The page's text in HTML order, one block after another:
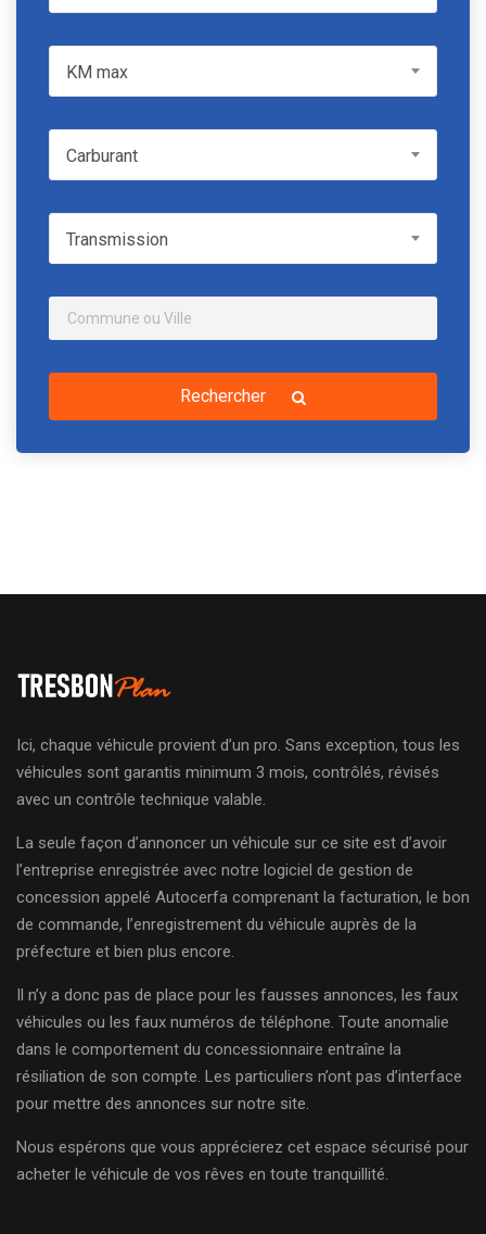
KM max
CarburantCarburant
TransmissionTransmission
Rechercher
Ici, chaque véhicule provient d’un pro. Sans exception, tous les
véhicules sont garantis minimum 3 mois, contrôlés, révisés
avec un contrôle technique valable.
La seule façon d’annoncer un véhicule sur ce site est d’avoir
l’entreprise enregistrée avec notre logiciel de gestion de
concession appelé Autocerfa comprenant la facturation, le bon
de commande, l’enregistrement du véhicule auprès de la
préfecture et bien plus encore.
Il n’y a donc pas de place pour les fausses annonces, les faux
véhicules ou les faux numéros de téléphone. Toute anomalie
dans le comportement du concessionnaire entraîne la
résiliation de son compte. Les particuliers n’ont pas d’interface
pour mettre des annonces sur notre site.
Nous espérons que vous apprécierez cet espace sécurisé pour
acheter le véhicule de vos rêves en toute tranquillité.